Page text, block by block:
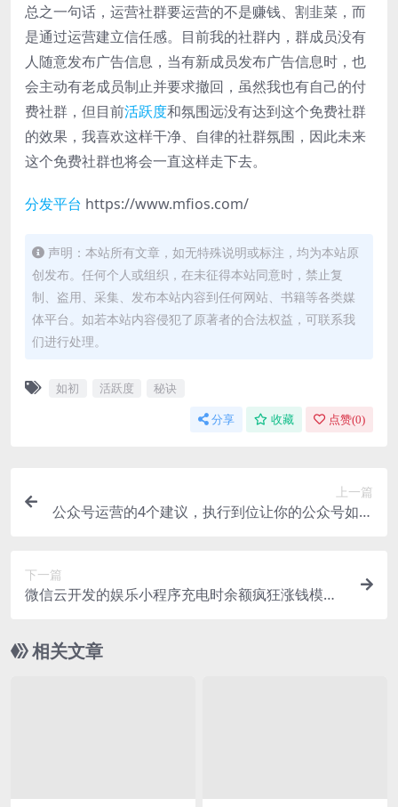
总之一句话，运营社群要运营的不是赚钱、割韭菜，而
是通过运营建立信任感。目前我的社群内，群成员没有
人随意发布广告信息，当有新成员发布广告信息时，也
会主动有老成员制止并要求撤回，虽然我也有自己的付
费社群，但目前活跃度和氛围远没有达到这个免费社群
的效果，我喜欢这样干净、自律的社群氛围，因此未来
这个免费社群也将会一直这样走下去。
分发平台 https://www.mfios.com/
声明：本站所有文章，如无特殊说明或标注，均为本站原
创发布。任何个人或组织，在未征得本站同意时，禁止复
制、盗用、采集、发布本站内容到任何网站、书籍等各类媒
体平台。如若本站内容侵犯了原著者的合法权益，可联系我
们进行处理。
如初 活跃度 秘诀
分享 收藏 点赞(0)
上一篇
公众号运营的4个建议，执行到位让你的公众号如虎
下一篇
微信云开发的娱乐小程序充电时余额疯狂涨钱模拟
相关文章